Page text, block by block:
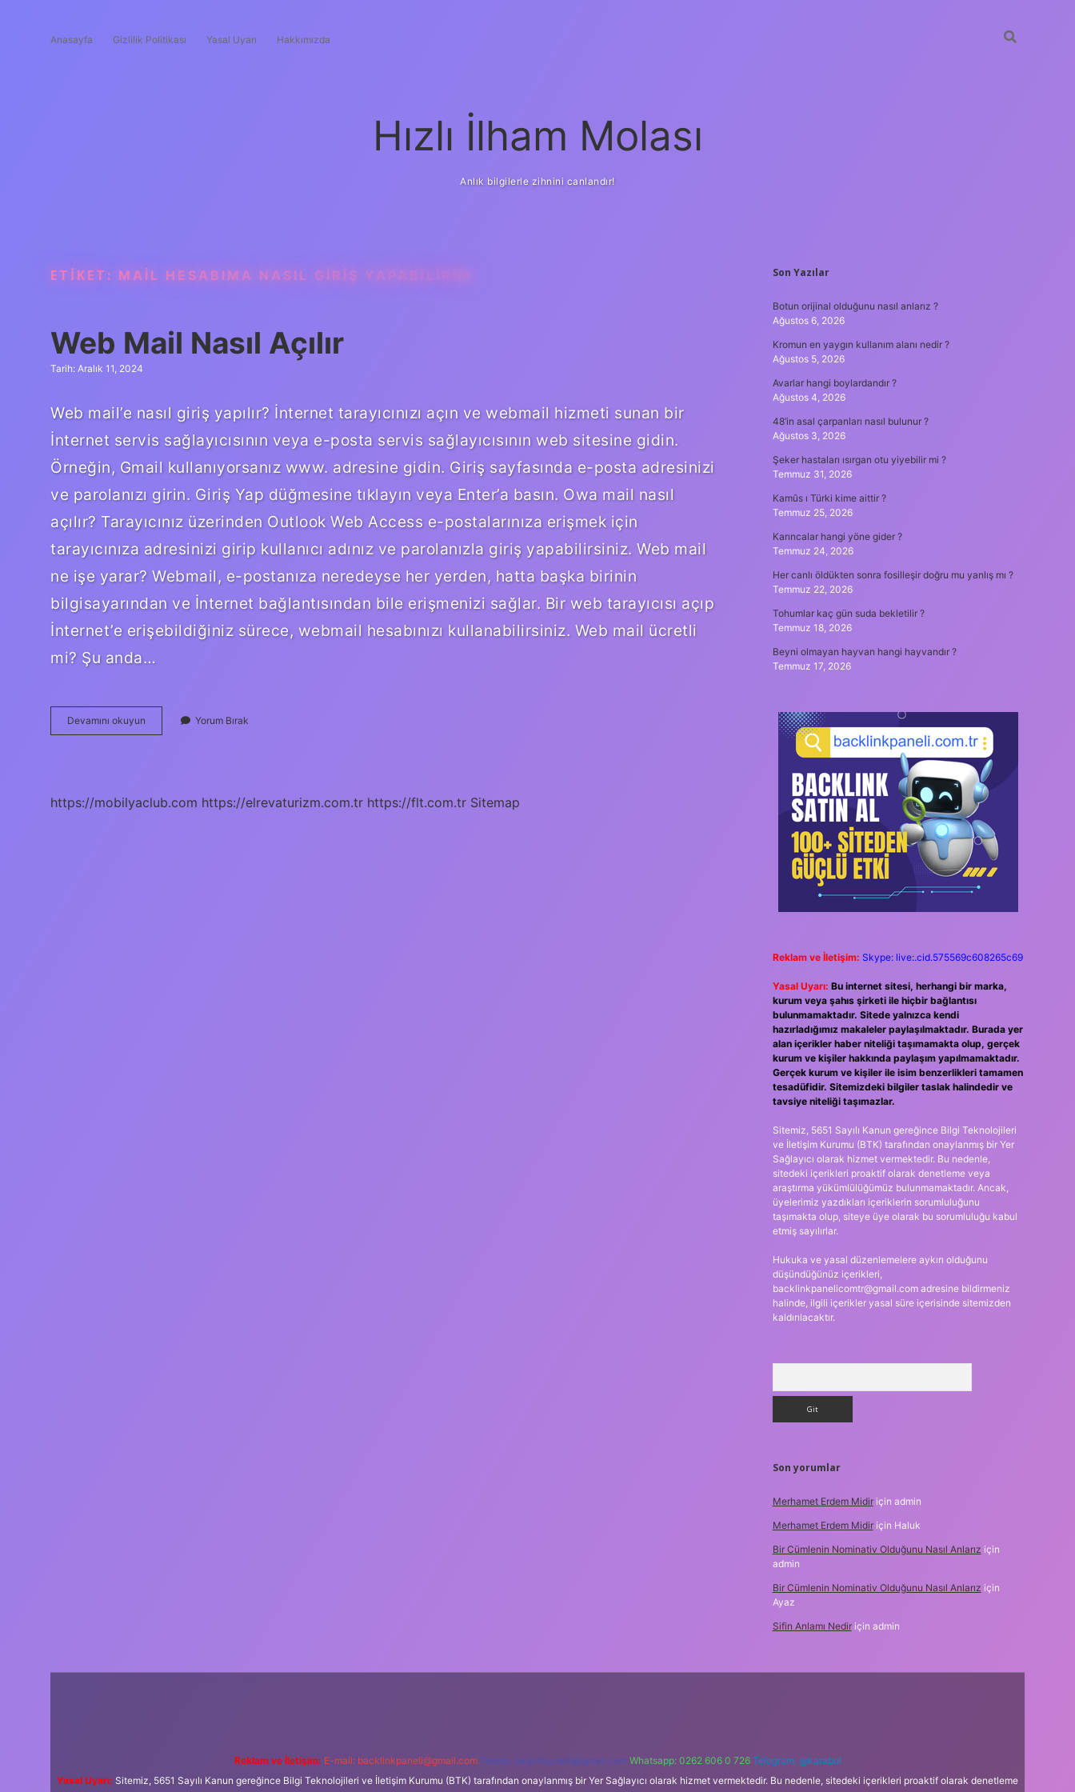
Anasayfa Gizlilik Politikası Yasal Uyarı Hakkımızda
Hızlı İlham Molası
Anlık bilgilerle zihnini canlandır!
ETIKET: MAIL HESABIMA NASIL GIRIŞ YAPABILIRIM
Web Mail Nasıl Açılır
Tarih: Aralık 11, 2024
Web mail’e nasıl giriş yapılır? İnternet tarayıcınızı açın ve webmail hizmeti sunan bir
İnternet servis sağlayıcısının veya e-posta servis sağlayıcısının web sitesine gidin.
Örneğin, Gmail kullanıyorsanız www. adresine gidin. Giriş sayfasında e-posta adresinizi
ve parolanızı girin. Giriş Yap düğmesine tıklayın veya Enter’a basın. Owa mail nasıl
açılır? Tarayıcınız üzerinden Outlook Web Access e-postalarınıza erişmek için
tarayıcınıza adresinizi girip kullanıcı adınız ve parolanızla giriş yapabilirsiniz. Web mail
ne işe yarar? Webmail, e-postanıza neredeyse her yerden, hatta başka birinin
bilgisayarından ve İnternet bağlantısından bile erişmenizi sağlar. Bir web tarayıcısı açıp
İnternet’e erişebildiğiniz sürece, webmail hesabınızı kullanabilirsiniz. Web mail ücretli
mi? Şu anda…
Devamını okuyun
Mail
Yorum Bırak
https://mobilyaclub.com https://elrevaturizm.com.tr https://flt.com.tr Sitemap
SIDEBAR
Son Yazılar
Botun orijinal olduğunu nasıl anlarız ?
Ağustos 6, 2026
Kromun en yaygın kullanım alanı nedir ?
Ağustos 5, 2026
Avarlar hangi boylardandır ?
Ağustos 4, 2026
48’in asal çarpanları nasıl bulunur ?
Ağustos 3, 2026
Şeker hastaları ısırgan otu yiyebilir mi ?
Temmuz 31, 2026
Kamûs ı Türki kime aittir ?
Temmuz 25, 2026
Karıncalar hangi yöne gider ?
Temmuz 24, 2026
Her canlı öldükten sonra fosilleşir doğru mu yanlış mı ?
Temmuz 22, 2026
Tohumlar kaç gün suda bekletilir ?
Temmuz 18, 2026
Beyni olmayan hayvan hangi hayvandır ?
Temmuz 17, 2026
Reklam ve İletişim: Skype: live:.cid.575569c608265c69
Yasal Uyarı: Bu internet sitesi, herhangi bir marka,
kurum veya şahıs şirketi ile hiçbir bağlantısı
bulunmamaktadır. Sitede yalnızca kendi
hazırladığımız makaleler paylaşılmaktadır. Burada yer
alan içerikler haber niteliği taşımamakta olup, gerçek
kurum ve kişiler hakkında paylaşım yapılmamaktadır.
Gerçek kurum ve kişiler ile isim benzerlikleri tamamen
tesadüfidir. Sitemizdeki bilgiler taslak halindedir ve
tavsiye niteliği taşımazlar.
Sitemiz, 5651 Sayılı Kanun gereğince Bilgi Teknolojileri
ve İletişim Kurumu (BTK) tarafından onaylanmış bir Yer
Sağlayıcı olarak hizmet vermektedir. Bu nedenle,
sitedeki içerikleri proaktif olarak denetleme veya
araştırma yükümlülüğümüz bulunmamaktadır. Ancak,
üyelerimiz yazdıkları içeriklerin sorumluluğunu
taşımakta olup, siteye üye olarak bu sorumluluğu kabul
etmiş sayılırlar.
Hukuka ve yasal düzenlemelere aykırı olduğunu
düşündüğünüz içerikleri,
backlinkpanelicomtr@gmail.comadresine bildirmeniz
halinde, ilgili içerikler yasal süre içerisinde sitemizden
kaldırılacaktır.
Son yorumlar
Merhamet Erdem Midiriçin admin
Merhamet Erdem Midiriçin Haluk
Bir Cümlenin Nominativ Olduğunu Nasıl Anlarız için
admin
Bir Cümlenin Nominativ Olduğunu Nasıl Anlarız için
Ayaz
Sifin Anlamı Nediriçin admin
Reklam ve İletişim: E-mail: backlinkpaneli@gmail.com Teams: forumhizmeti@gmail.com Whatsapp: 0262 606 0 726 Telegram: @karabul
Yasal Uyarı: Sitemiz, 5651 Sayılı Kanun gereğince Bilgi Teknolojileri ve İletişim Kurumu (BTK) tarafından onaylanmış bir Yer Sağlayıcı olarak hizmet vermektedir. Bu nedenle, sitedeki içerikleri proaktif olarak denetleme